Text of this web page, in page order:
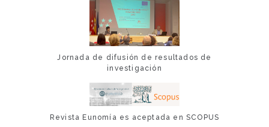
Jornada de difusión de resultados de
investigación
Revista Eunomía es aceptada en SCOPUS